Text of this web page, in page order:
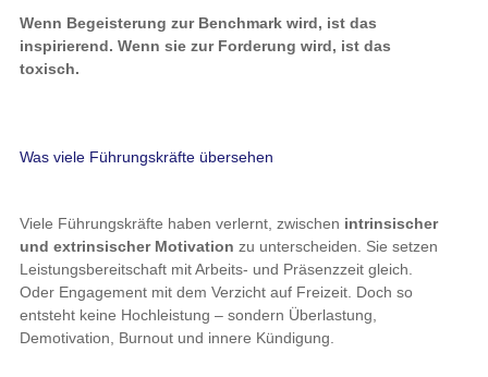
Wenn Begeisterung zur Benchmark wird, ist das
inspirierend. Wenn sie zur Forderung wird, ist das
toxisch.
Was viele Führungskräfte übersehen
Viele Führungskräfte haben verlernt, zwischen intrinsischer
und extrinsischer Motivation zu unterscheiden. Sie setzen
Leistungsbereitschaft mit Arbeits- und Präsenzzeit gleich.
Oder Engagement mit dem Verzicht auf Freizeit. Doch so
entsteht keine Hochleistung – sondern Überlastung,
Demotivation, Burnout und innere Kündigung.